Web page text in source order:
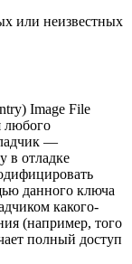
или неизвестных
Image File
любого
—
в отладке
данного ключа
какого-
(например, того
полный доступ